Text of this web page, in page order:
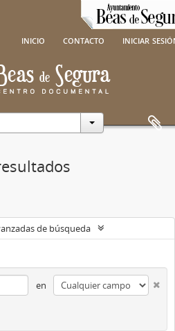
inicio contacto iniciar
de búsqueda
en